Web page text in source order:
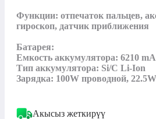
Функции: отпечаток пальцев,
гироскоп, датчик приближения
Батарея:
Емкость аккумулятора: 6210
Тип аккумулятора: Si/C Li-Ion
Зарядка: 100W проводной,
Акысыз жеткирүү